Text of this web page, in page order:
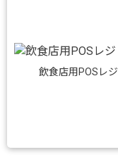
飲食店用POSレジ